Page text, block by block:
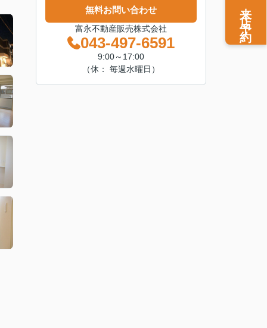
無料お問い合わせ
富永不動産販売株式会社
043-497-6591
9:00～17:00
（休： 毎週水曜日）
来店予約